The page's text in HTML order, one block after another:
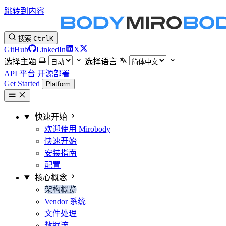
跳转到内容
搜索 CtrlK
GitHub LinkedIn
X
选择主题
选择语言
API 平台 开源部署
Get Started
Platform
快速开始
欢迎使用 Mirobody
快速开始
安装指南
配置
核心概念
架构概览
Vendor 系统
文件处理